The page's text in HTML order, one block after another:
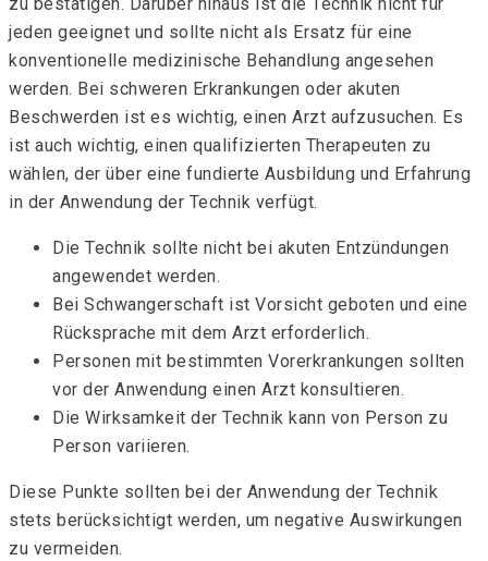
zu bestätigen. Darüber hinaus ist die Technik nicht für
jeden geeignet und sollte nicht als Ersatz für eine
konventionelle medizinische Behandlung angesehen
werden. Bei schweren Erkrankungen oder akuten
Beschwerden ist es wichtig, einen Arzt aufzusuchen. Es
ist auch wichtig, einen qualifizierten Therapeuten zu
wählen, der über eine fundierte Ausbildung und Erfahrung
in der Anwendung der Technik verfügt.
Die Technik sollte nicht bei akuten Entzündungen
angewendet werden.
Bei Schwangerschaft ist Vorsicht geboten und eine
Rücksprache mit dem Arzt erforderlich.
Personen mit bestimmten Vorerkrankungen sollten
vor der Anwendung einen Arzt konsultieren.
Die Wirksamkeit der Technik kann von Person zu
Person variieren.
Diese Punkte sollten bei der Anwendung der Technik
stets berücksichtigt werden, um negative Auswirkungen
zu vermeiden.